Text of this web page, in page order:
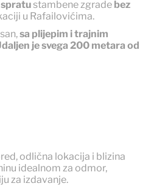
stambene zgrade bez
u Rafailovićima.
sa plijepim i trajnim
je svega 200 metara od
odlična lokacija i blizina
idealnom za odmor,
za izdavanje.